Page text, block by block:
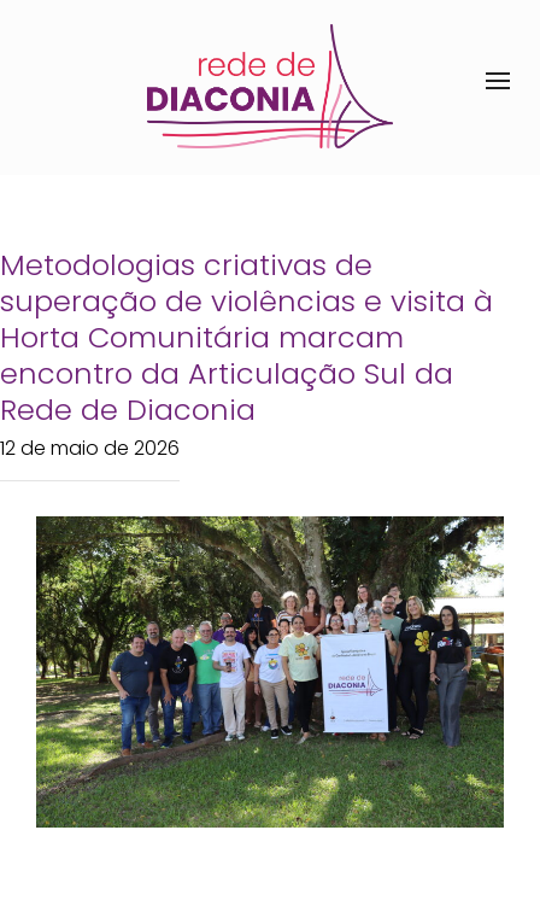
Metodologias criativas de
superação de violências e visita à
Horta Comunitária marcam
encontro da Articulação Sul da
Rede de Diaconia
12 de maio de 2026